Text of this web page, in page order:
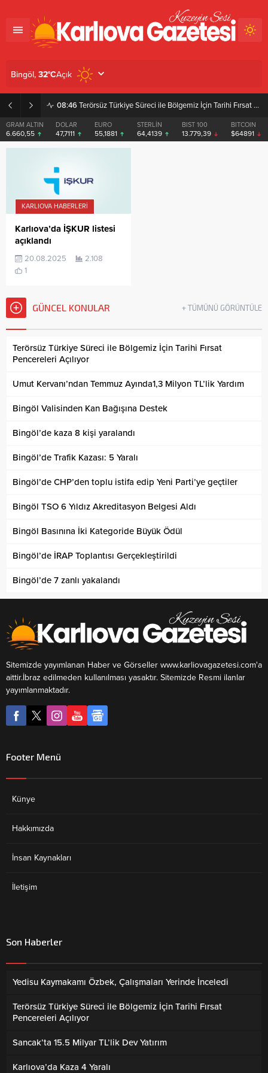
08:46 Terörsüz Türkiye Süreci ile Bölgemiz İçin Tarihi Fırsat Pencereleri Açılıyor
GRAM ALTIN
6.660,55
DOLAR
47,7111
EURO
55,1881
STERLİN
64,4139
BIST 100
13.779,39
BITCOIN
$64891
Bingöl, 32°CAçık
KARLIOVA HABERLERI
Karlıova’da İŞKUR listesi
açıklandı
20.08.2025
2.108
1
GÜNCEL KONULAR + TÜMÜNÜ GÖRÜNTÜLE
Terörsüz Türkiye Süreci ile Bölgemiz İçin Tarihi Fırsat
Pencereleri Açılıyor
Umut Kervanı’ndan Temmuz Ayında1,3 Milyon TL’lik Yardım
Bingöl Valisinden Kan Bağışına Destek
Bingöl’de kaza 8 kişi yaralandı
Bingöl’de Trafik Kazası: 5 Yaralı
Bingöl’de CHP’den toplu istifa edip Yeni Parti’ye geçtiler
Bingöl TSO 6 Yıldız Akreditasyon Belgesi Aldı
Bingöl Basınına İki Kategoride Büyük Ödül
Bingöl’de İRAP Toplantısı Gerçekleştirildi
Bingöl’de 7 zanlı yakalandı
Sitemizde yayımlanan Haber ve Görseller www.karliovagazetesi.com'a
aittir.İbraz edilmeden kullanılması yasaktır. Sitemizde Resmi ilanlar
yayımlanmaktadır.
Footer Menü
Künye
Hakkımızda
İnsan Kaynakları
İletişim
Son Haberler
Yedisu Kaymakamı Özbek, Çalışmaları Yerinde İnceledi
Terörsüz Türkiye Süreci ile Bölgemiz İçin Tarihi Fırsat
Pencereleri Açılıyor
Sancak’ta 15.5 Milyar TL’lik Dev Yatırım
Karlıova’da Kaza 4 Yaralı